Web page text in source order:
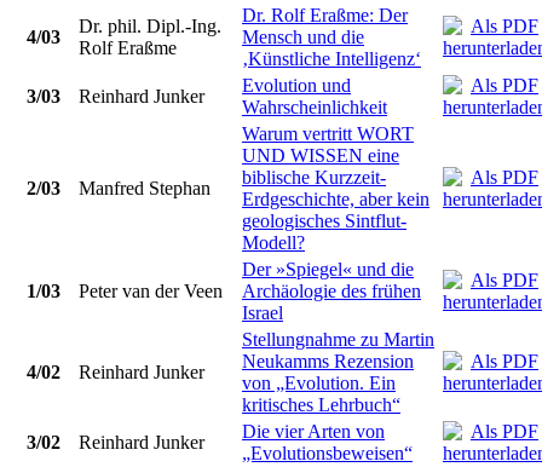
4/03
Dr. phil. Dipl.-Ing.
Rolf Eraßme
Dr. Rolf Eraßme: Der
Mensch und die
‚Künstliche Intelligenz‘
3/03
Reinhard Junker
Evolution und
Wahrscheinlichkeit
2/03 Manfred Stephan
Warum vertritt WORT
UND WISSEN eine
biblische Kurzzeit-
Erdgeschichte, aber kein
geologisches Sintflut-
Modell?
1/03 Peter van der Veen
Der »Spiegel« und die
Archäologie des frühen
Israel
4/02 Reinhard Junker
Stellungnahme zu Martin
Neukamms Rezension
von „Evolution. Ein
kritisches Lehrbuch“
3/02
Reinhard Junker
Die vier Arten von
„Evolutionsbeweisen“